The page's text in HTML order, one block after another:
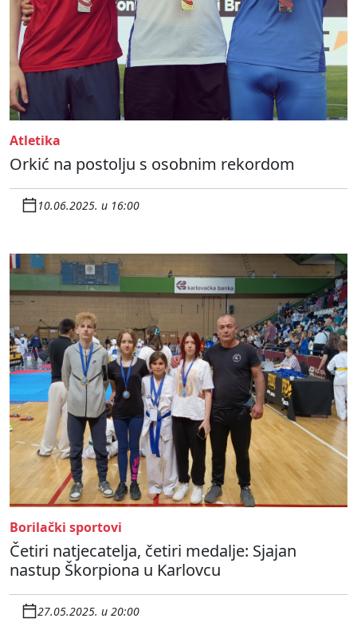
Atletika
Orkić na postolju s osobnim rekordom
10.06.2025. u 16:00
Borilački sportovi
Četiri natjecatelja, četiri medalje: Sjajan
nastup Škorpiona u Karlovcu
27.05.2025. u 20:00